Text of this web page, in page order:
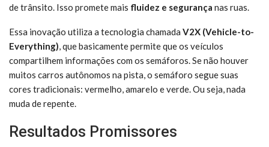
de trânsito. Isso promete mais fluidez e segurança nas ruas.
Essa inovação utiliza a tecnologia chamada V2X (Vehicle-to-
Everything), que basicamente permite que os veículos
compartilhem informações com os semáforos. Se não houver
muitos carros autônomos na pista, o semáforo segue suas
cores tradicionais: vermelho, amarelo e verde. Ou seja, nada
muda de repente.
Resultados Promissores